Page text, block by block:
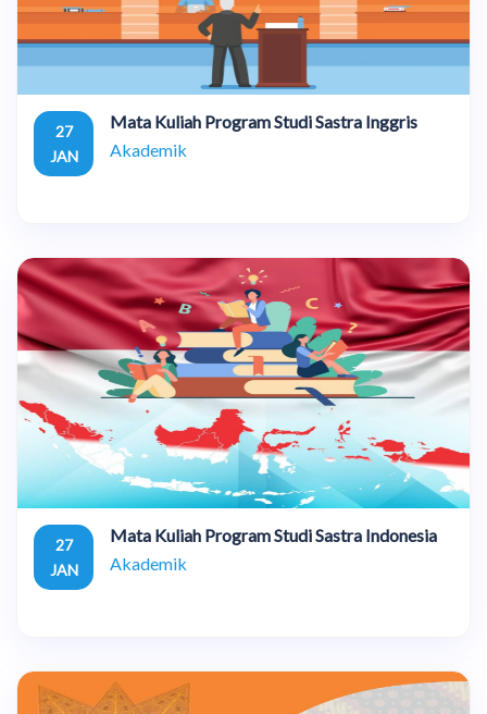
27
JAN
Mata Kuliah Program Studi Sastra Inggris
Akademik
27
JAN
Mata Kuliah Program Studi Sastra Indonesia
Akademik